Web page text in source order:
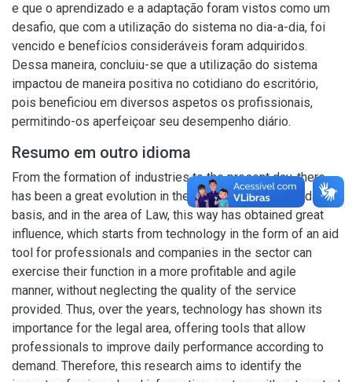
e que o aprendizado e a adaptação foram vistos como um
desafio, que com a utilização do sistema no dia-a-dia, foi
vencido e benefícios consideráveis foram adquiridos.
Dessa maneira, concluiu-se que a utilização do sistema
impactou de maneira positiva no cotidiano do escritório,
pois beneficiou em diversos aspetos os profissionais,
permitindo-os aperfeiçoar seu desempenho diário.
Resumo em outro idioma
From the formation of industries to the present day, there
has been a great evolution in the way of working on a daily
basis, and in the area of Law, this way has obtained great
influence, which starts from technology in the form of an aid
tool for professionals and companies in the sector can
exercise their function in a more profitable and agile
manner, without neglecting the quality of the service
provided. Thus, over the years, technology has shown its
importance for the legal area, offering tools that allow
professionals to improve daily performance according to
demand. Therefore, this research aims to identify the